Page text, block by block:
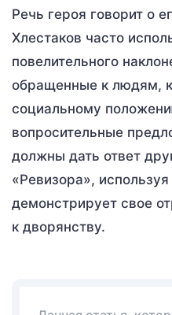
Речь героя говорит о
Хлестаков часто
повелительного
обращенные к людям,
социальному
вопросительные
должны дать ответ
«Ревизора»,
демонстрирует свое
к дворянству.